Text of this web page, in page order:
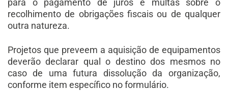
para o pagamento de juros e multas sobre o
recolhimento de obrigações fiscais ou de qualquer
outra natureza.
Projetos que preveem a aquisição de equipamentos
deverão declarar qual o destino dos mesmos no
caso de uma futura dissolução da organização,
conforme item específico no formulário.